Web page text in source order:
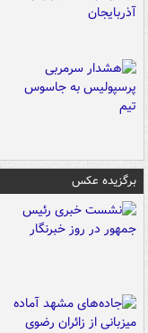
برگزیده عکس